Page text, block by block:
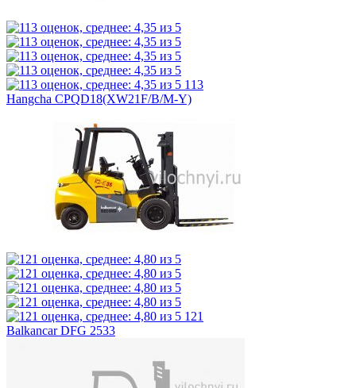
113
Hangcha CPQD18(XW21F/B/M-Y)
121
Balkancar DFG 2533